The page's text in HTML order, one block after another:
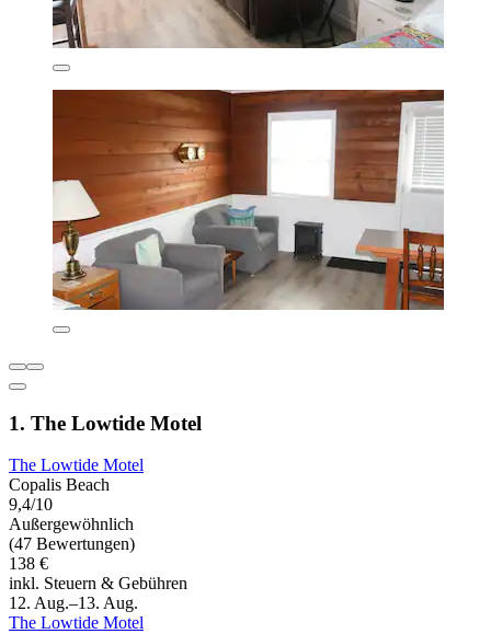
1. The Lowtide Motel
The Lowtide Motel
Copalis Beach
9,4/10
Außergewöhnlich
(47 Bewertungen)
138 €
inkl. Steuern & Gebühren
12. Aug.–13. Aug.
The Lowtide Motel